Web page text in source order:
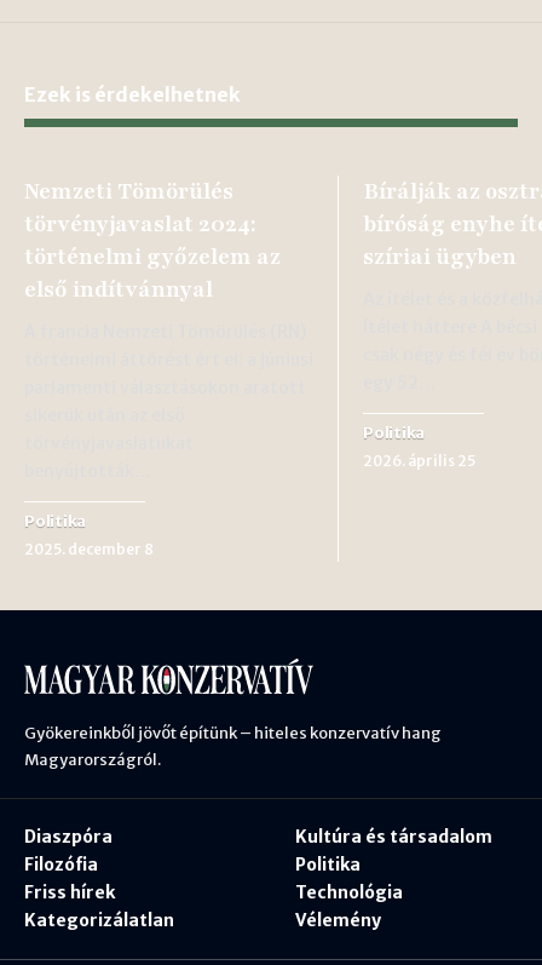
Ezek is érdekelhetnek
Nemzeti Tömörülés
törvényjavaslat 2024:
történelmi győzelem az
első indítvánnyal
Politika
2025. december 8
Bírálják az
bíróság enyhe
szíriai ügyben
Politika
2026. április 25
Gyökereinkből jövőt építünk – hiteles konzervatív hang
Magyarországról.
Diaszpóra
Filozófia
Friss hírek
Kategorizálatlan
Kultúra és társadalom
Politika
Technológia
Vélemény